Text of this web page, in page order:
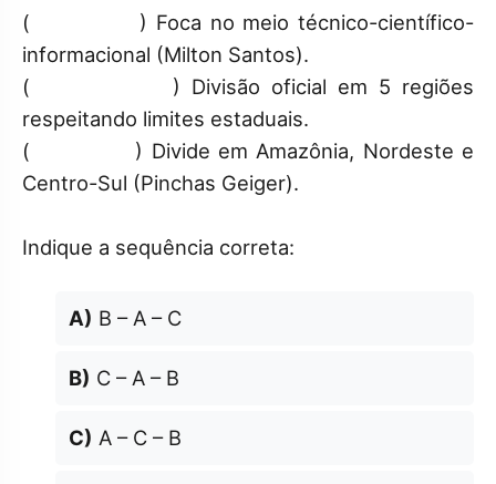
( ) Foca no meio técnico-científico-
informacional (Milton Santos).
( ) Divisão oficial em 5 regiões
respeitando limites estaduais.
( ) Divide em Amazônia, Nordeste e
Centro-Sul (Pinchas Geiger).
Indique a sequência correta:
A) B – A – C
B) C – A – B
C) A – C – B